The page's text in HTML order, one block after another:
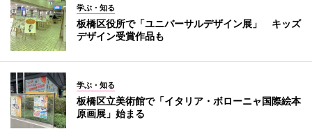
学ぶ・知る
板橋区役所で「ユニバーサルデザイン展」 キッズ
デザイン受賞作品も
学ぶ・知る
板橋区立美術館で「イタリア・ボローニャ国際絵本
原画展」始まる